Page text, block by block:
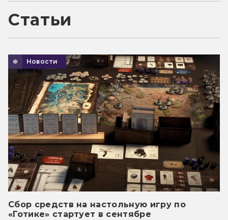
Статьи
Новости
Сбор средств на настольную игру по
«Готике» стартует в сентябре